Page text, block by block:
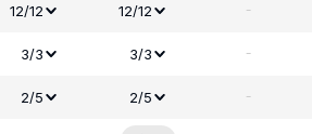
12/12 12/12 -
3/3 3/3 -
2/5 2/5 -